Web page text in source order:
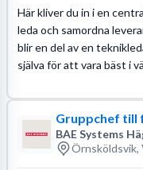
Här kliver du in i en
leda och samordna
blir en del av en
själva för att vara bäst i
Gruppchef till
BAE Systems
Örnsköldsvik,